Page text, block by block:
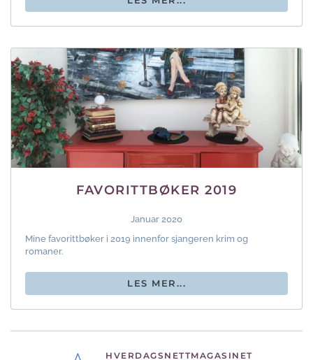
FAVORITTBØKER 2019
Januar 2020
Mine favorittbøker i 2019 innenfor sjangeren krim og
romaner.
LES MER...
HVERDAGSNETTMAGASINET